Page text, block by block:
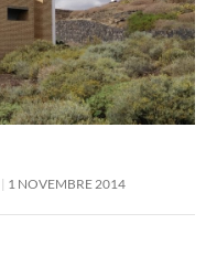
1 NOVEMBRE 2014